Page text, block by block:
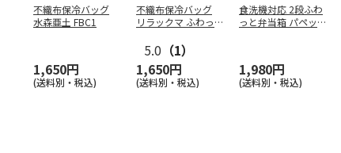
不織布保冷バッグ
水森亜土 FBC1
1,650円
(送料別・税込)
不織布保冷バッグ
リラックマ ふわっ
5.0 （1）
1,650円
(送料別・税込)
食洗機対応 2段ふわ
っと弁当箱 パペッ
1,980円
(送料別・税込)